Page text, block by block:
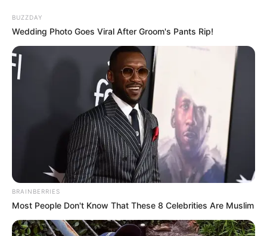
HOME
BUZZDAY
Wedding Photo Goes Viral After Groom's Pants Rip!
BRAINBERRIES
Most People Don't Know That These 8 Celebrities Are Muslim